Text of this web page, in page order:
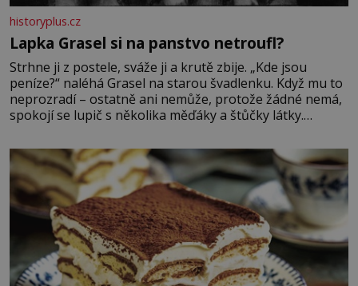
historyplus.cz
Lapka Grasel si na panstvo netroufl?
Strhne ji z postele, sváže ji a krutě zbije. „Kde jsou
peníze?“ naléhá Grasel na starou švadlenku. Když mu to
neprozradí – ostatně ani nemůže, protože žádné nemá,
spokojí se lupič s několika měďáky a štůčky látky.
krutý. Jeho činy budí hrůzu ještě dlouho po jeho smrti